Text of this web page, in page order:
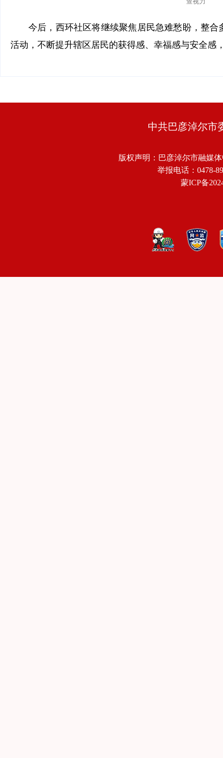
今后，西环社区将继续聚焦居民急难愁盼，整
活动，不断提升辖区居民的获得感、幸福感与安全感
中共巴彦淖尔市
版权声明：巴彦淖尔市融媒
举报电话：0478-
蒙ICP备